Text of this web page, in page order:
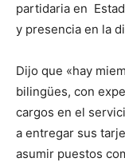
partidaria en
y presencia en la
Dijo que «hay
bilingües, con
cargos en el
a entregar sus
asumir puestos